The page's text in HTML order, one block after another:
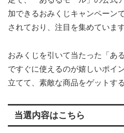
加できるおみくじキャンペーン
されており、注目を集めています
おみくじを引いて当たった「あ
ですぐに使えるのが嬉しいポイ
立てて、素敵な商品をゲットす
当選内容はこちら